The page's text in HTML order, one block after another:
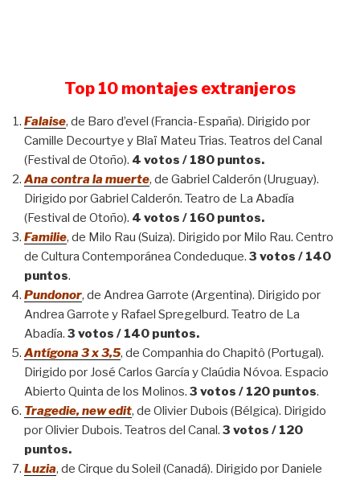
Top 10 montajes extranjeros
Falaise, de Baro d’evel (Francia-España). Dirigido por
Camille Decourtye y Blaï Mateu Trias. Teatros del Canal
(Festival de Otoño). 4 votos / 180 puntos.
Ana contra la muerte, de Gabriel Calderón (Uruguay).
Dirigido por Gabriel Calderón. Teatro de La Abadía
(Festival de Otoño). 4 votos / 160 puntos.
Familie, de Milo Rau (Suiza). Dirigido por Milo Rau. Centro
de Cultura Contemporánea Condeduque. 3 votos / 140
puntos.
Pundonor, de Andrea Garrote (Argentina). Dirigido por
Andrea Garrote y Rafael Spregelburd. Teatro de La
Abadía. 3 votos / 140 puntos.
Antígona 3 x 3,5, de Companhia do Chapitô (Portugal).
Dirigido por José Carlos García y Claúdia Nóvoa. Espacio
Abierto Quinta de los Molinos. 3 votos / 120 puntos.
Tragedie, new edit, de Olivier Dubois (Bélgica). Dirigido
por Olivier Dubois. Teatros del Canal. 3 votos / 120
puntos.
Luzia, de Cirque du Soleil (Canadá). Dirigido por Daniele